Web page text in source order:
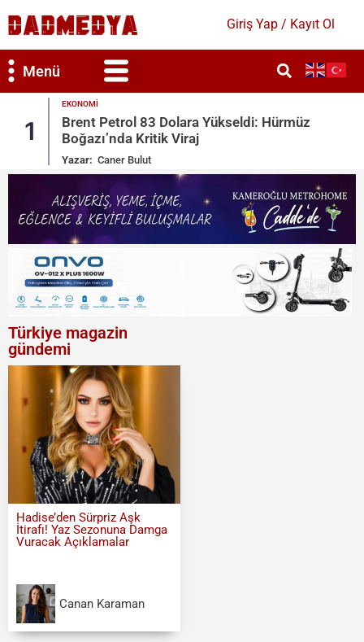
Giriş Yap / Kayıt Ol
Menü
2
Mekke Savunma Anlaşması: Türkiye,
Arabistan, Pakistan
Yazar:
Türkiye magazin
gündemi
Hadise’den Sürpriz Aşk
İtirafı! Yaz Sezonuna Damga
Vuracak Açıklamalar
Canan Karaman